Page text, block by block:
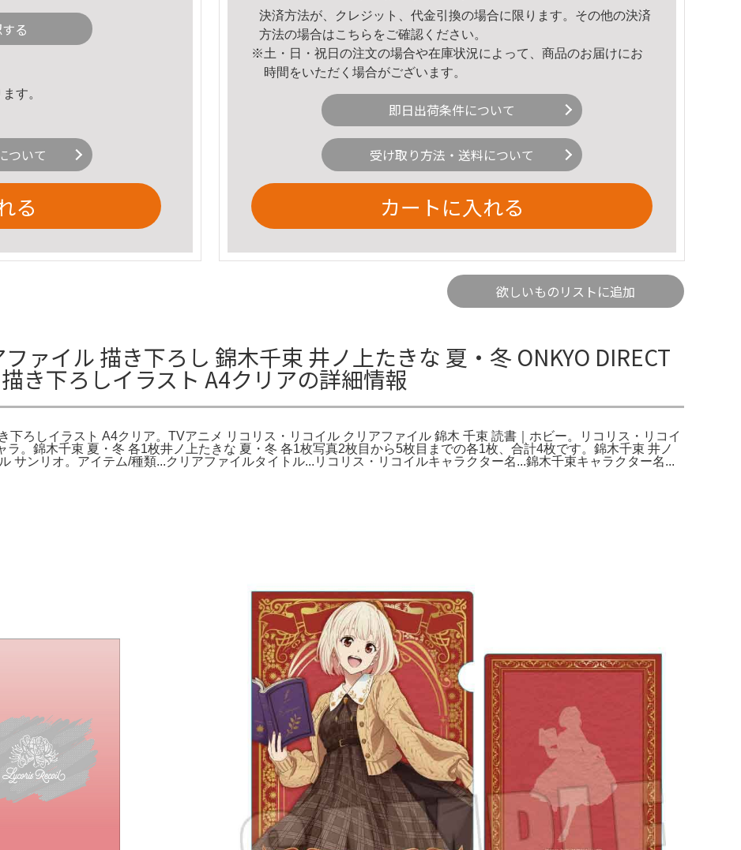
る
す。
ついて
る
決済方法が、クレジット、代金引換の場合に限ります。その他の決済
方法の場合はこちら をご確認ください。
※土・日・祝日の注文の場合や在庫状況によって、商品のお届けにお
時間をいただく場合がございます。
即日出荷条件について
受け取り方法・送料について
カートに入れる
欲しいものリストに追加
ァイル 描き下ろし 錦木千束 井ノ上たきな 夏・冬 ONKYO DIRECT
き下ろしイラスト A4クリアの詳細情報
ろしイラスト A4クリア。TVアニメ リコリス・リコイル クリアファイル 錦木 千束 読書｜ホビー。リコリス・リコイ
ラ。錦木千束 夏・冬 各1枚井ノ上たきな 夏・冬 各1枚写真2枚目から5枚目までの各1枚、合計4枚です。錦木千束 井ノ
サンリオ。アイテム/種類...クリアファイルタイトル...リコリス・リコイルキャラクター名...錦木千束キャラクター名...